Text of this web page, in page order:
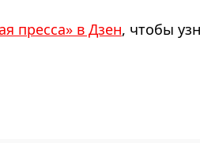
пресса» в Дзен, чтобы